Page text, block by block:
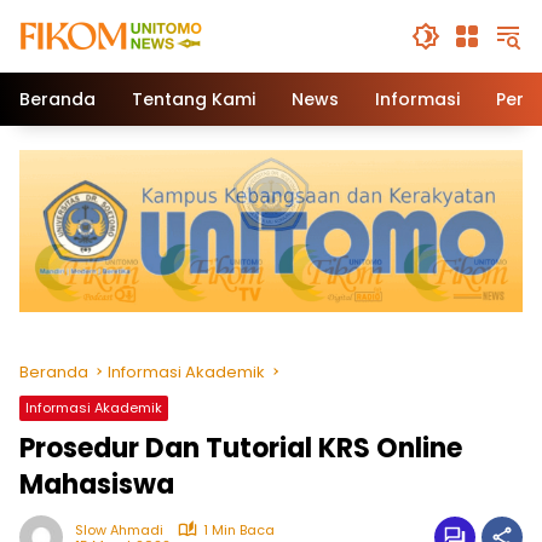
Beranda Tentang Kami News Informasi
Beranda Informasi Akademik
Informasi Akademik
Prosedur Dan Tutorial KRS Online
Mahasiswa
Slow Ahmadi
1 Min Baca